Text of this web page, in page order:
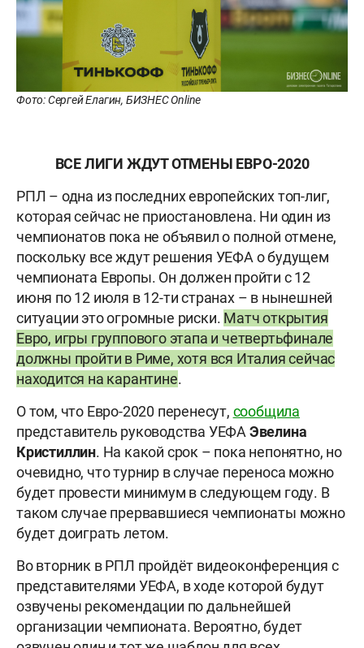
Фото: Сергей Елагин, БИЗНЕС Online
ВСЕ ЛИГИ ЖДУТ ОТМЕНЫ ЕВРО-2020
РПЛ – одна из последних европейских топ-лиг,
которая сейчас не приостановлена. Ни один из
чемпионатов пока не объявил о полной отмене,
поскольку все ждут решения УЕФА о будущем
чемпионата Европы. Он должен пройти с 12
июня по 12 июля в 12-ти странах – в нынешней
ситуации это огромные риски. Матч открытия
Евро, игры группового этапа и четвертьфинале
должны пройти в Риме, хотя вся Италия сейчас
находится на карантине.
О том, что Евро-2020 перенесут, сообщила
представитель руководства УЕФА Эвелина
Кристиллин. На какой срок – пока непонятно, но
очевидно, что турнир в случае переноса можно
будет провести минимум в следующем году. В
таком случае прервавшиеся чемпионаты можно
будет доиграть летом.
Во вторник в РПЛ пройдёт видеоконференция с
представителями УЕФА, в ходе которой будут
озвучены рекомендации по дальнейшей
организации чемпионата. Вероятно, будет